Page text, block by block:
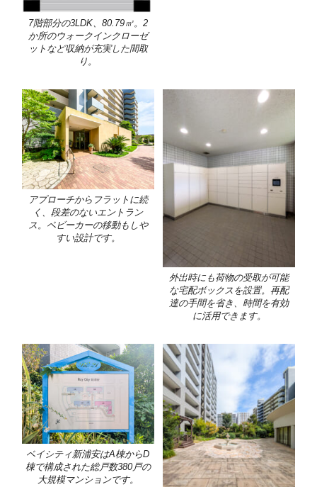
7階部分の3LDK、80.79㎡。2
か所のウォークインクローゼ
ットなど収納が充実した間取
り。
アプローチからフラットに続
く、段差のないエントラン
ス。ベビーカーの移動もしや
すい設計です。
外出時にも荷物の受取が可能
な宅配ボックスを設置。再配
達の手間を省き、時間を有効
に活用できます。
ベイシティ新浦安はA棟からD
棟で構成された総戸数380戸の
大規模マンションです。